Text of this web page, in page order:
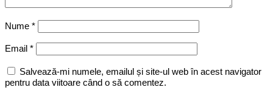
Nume *
Email *
Salvează-mi numele, emailul și site-ul web în acest navigator
pentru data viitoare când o să comentez.